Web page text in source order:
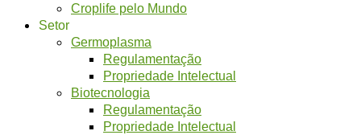
Croplife pelo Mundo
Setor
Germoplasma
Regulamentação
Propriedade Intelectual
Biotecnologia
Regulamentação
Propriedade Intelectual